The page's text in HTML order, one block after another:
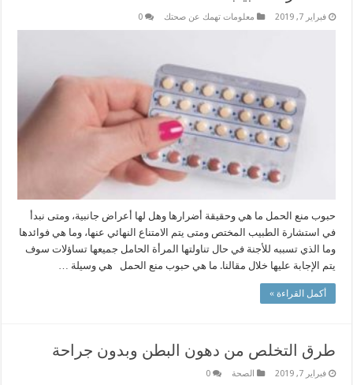
فبراير 7, 2019 معلومات تهمك عن صحتك 0
حبوب منع الحمل ما هي وحقيقة أضرارها وهل لها أعراض جانبية، ومتى نبدأ
في استشارة الطبيب المختص ومتى يتم الامتناع النهائي عنها، وما هي فوائدها
وما الذي تسببه للأجنة في حال تناولتها المرأة الحامل جميعها تساؤلات سوف
يتم الإجابة عليها خلال مقالنا. ما هي حبوب منع الحمل هي وسيلة …
أكمل القراءة »
طرق التخلص من دهون البطن وبدون جراحة
فبراير 7, 2019 الصحة 0